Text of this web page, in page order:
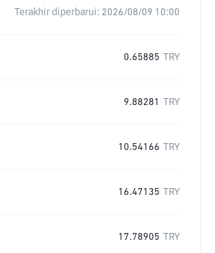
Terakhir diperbarui: 2026/08/09 10:00
0.65885 TRY
9.88281 TRY
10.54166 TRY
16.47135 TRY
17.78905 TRY